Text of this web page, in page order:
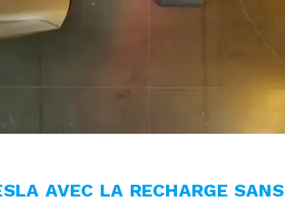
AVEC LA RECHARGE SANS